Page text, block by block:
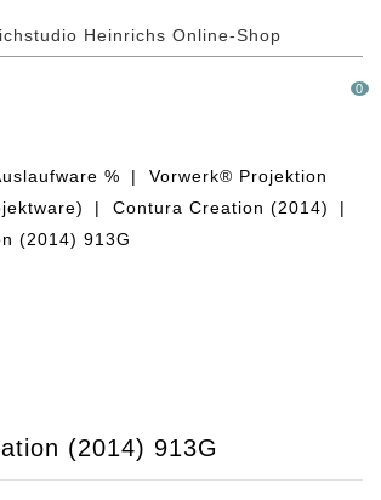
0
%
Vorwerk® Projektion
Contura Creation (2014)
(2014) 913G
(2014) 913G